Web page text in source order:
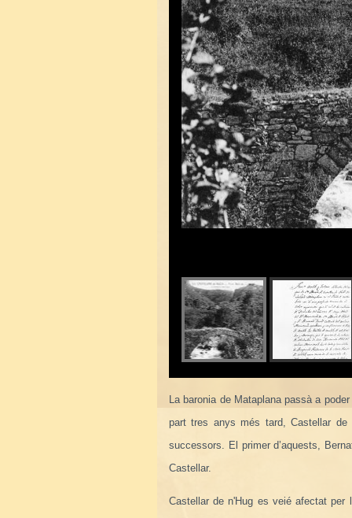
La baronia de Mataplana passà a
part tres anys més tard, Castellar
successors. El primer d’aquests,
Castellar.
Castellar de n'Hug es veié afectat